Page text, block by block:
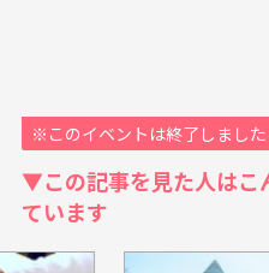
※このイベントは終了しました
▼この記事を見た人はこ
ています